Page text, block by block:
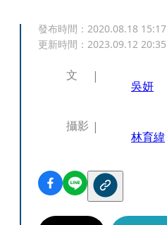
發布時間： 2020.08.18 15:17
更新時間： 2023.09.12 20:35
文
吳妍
攝影
林育緯